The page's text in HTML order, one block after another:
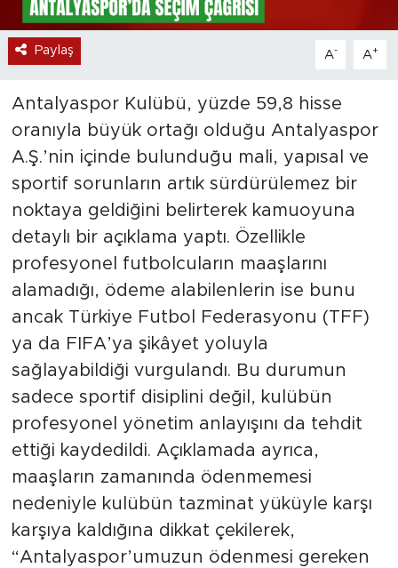
Paylaş A- A+
Antalyaspor Kulübü, yüzde 59,8 hisse
oranıyla büyük ortağı olduğu Antalyaspor
A.Ş.’nin içinde bulunduğu mali, yapısal ve
sportif sorunların artık sürdürülemez bir
noktaya geldiğini belirterek kamuoyuna
detaylı bir açıklama yaptı. Özellikle
profesyonel futbolcuların maaşlarını
alamadığı, ödeme alabilenlerin ise bunu
ancak Türkiye Futbol Federasyonu (TFF)
ya da FIFA’ya şikâyet yoluyla
sağlayabildiği vurgulandı. Bu durumun
sadece sportif disiplini değil, kulübün
profesyonel yönetim anlayışını da tehdit
ettiği kaydedildi. Açıklamada ayrıca,
maaşların zamanında ödenmemesi
nedeniyle kulübün tazminat yüküyle karşı
karşıya kaldığına dikkat çekilerek,
“Antalyaspor’umuzun ödenmesi gereken